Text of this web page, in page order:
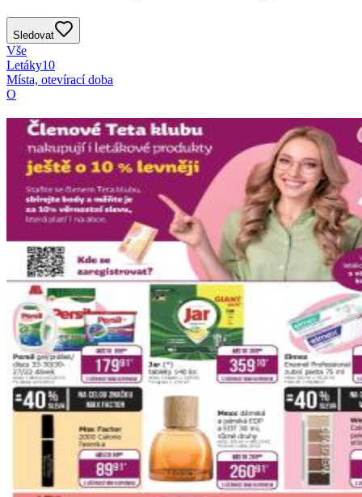
Sledovat
Vše
Letáky10
Místa, otevírací doba
O